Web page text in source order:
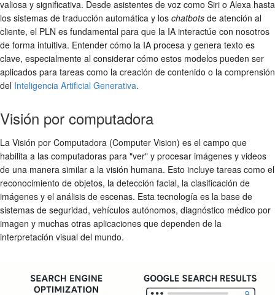
valiosa y significativa. Desde asistentes de voz como Siri o Alexa hasta
los sistemas de traducción automática y los chatbots de atención al
cliente, el PLN es fundamental para que la IA interactúe con nosotros
de forma intuitiva. Entender cómo la IA procesa y genera texto es
clave, especialmente al considerar cómo estos modelos pueden ser
aplicados para tareas como la creación de contenido o la comprensión
del Inteligencia Artificial Generativa.
Visión por computadora
La Visión por Computadora (Computer Vision) es el campo que
habilita a las computadoras para "ver" y procesar imágenes y videos
de una manera similar a la visión humana. Esto incluye tareas como el
reconocimiento de objetos, la detección facial, la clasificación de
imágenes y el análisis de escenas. Esta tecnología es la base de
sistemas de seguridad, vehículos autónomos, diagnóstico médico por
imagen y muchas otras aplicaciones que dependen de la
interpretación visual del mundo.